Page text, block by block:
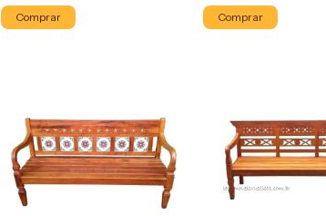
Comprar Comprar